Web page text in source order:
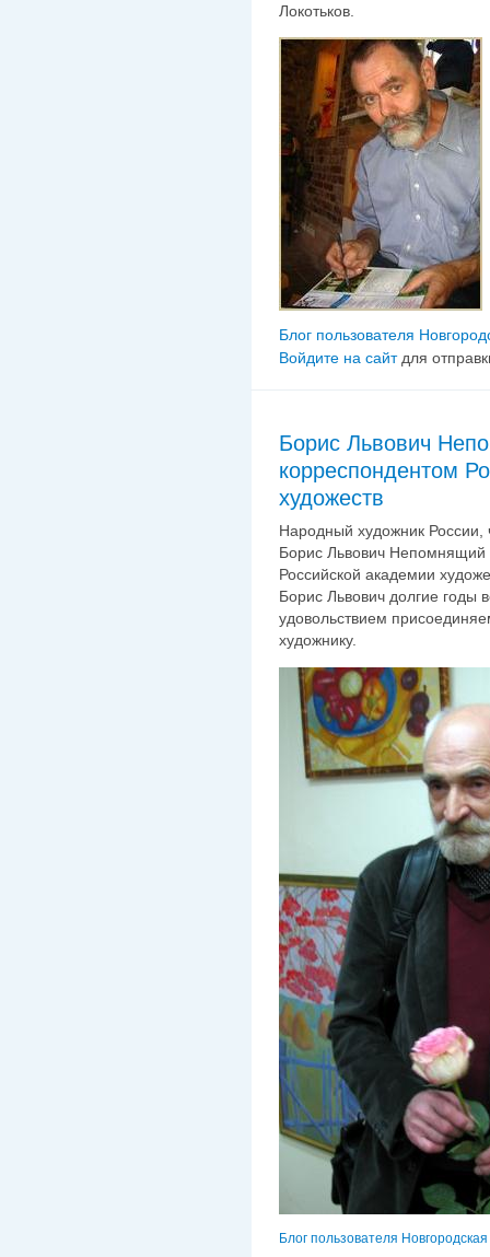
Локотьков.
Блог пользователя
Войдите на сайтдля
Борис Львович
корреспондентом
художеств
Народный художник России,
Борис Львович Непомнящий
Российской академии
Борис Львович долгие годы
удовольствием
художнику.
Блог пользователя